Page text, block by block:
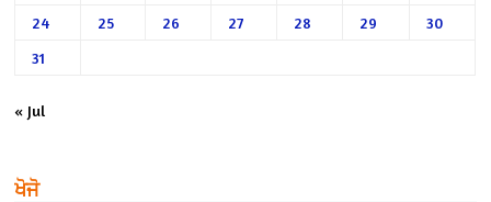
24
25 26 27 28 29
30
31
« Jul
ਖੋਜੋ